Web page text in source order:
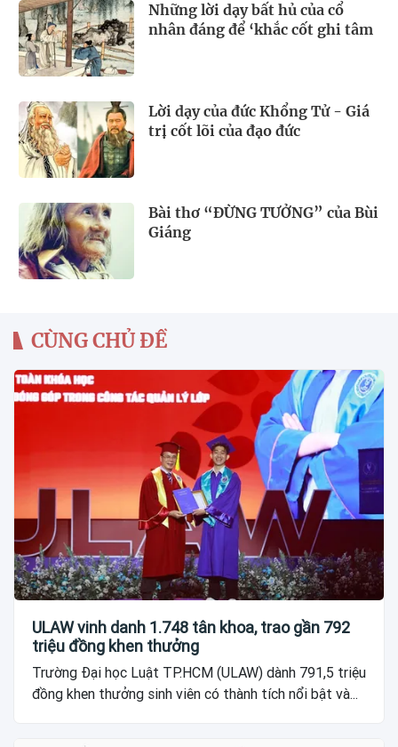
Những lời dạy bất hủ của cổ
nhân đáng để ‘khắc cốt ghi tâm
Lời dạy của đức Khổng Tử - Giá
trị cốt lõi của đạo đức
Bài thơ “ĐỪNG TƯỞNG” của Bùi
Giáng
CÙNG CHỦ ĐỀ
ULAW vinh danh 1.748 tân khoa, trao gần 792
triệu đồng khen thưởng
Trường Đại học Luật TP.HCM (ULAW) dành 791,5 triệu
đồng khen thưởng sinh viên có thành tích nổi bật và...